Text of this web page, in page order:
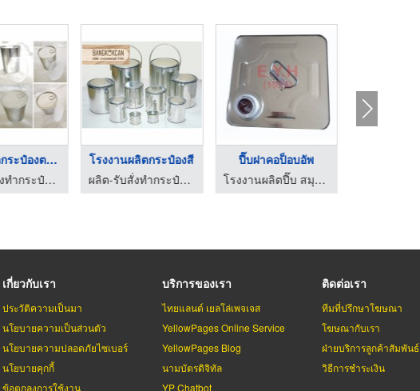
รับสั่งผลิตกระป๋องตา ...
ผลิต-รับสั่งทำกระป๋อง กระป๋องบรรจุภัณฑ์
โรงงานผลิตกระป๋องสี
ผลิต-รับสั่งทำกระป๋อง กระป๋องบรรจุภัณฑ์
ปี๊บฝาคอป็อบอัพ
โรงงานผลิตปี๊บ สมุทรปราการ อี วาย เอช (1998)
เกี่ยวกับเรา
ประวัติความเป็นมา
นโยบายความเป็นส่วนตัว
นโยบายความปลอดภัยไซเบอร์
นโยบายคุกกี้
ข้อตกลงการใช้งาน
บริการของเรา
ไทยแลนด์ เยลโล่เพจเจส
YellowPages Online Service
YellowPages Blog
นามบัตรดิจิทัล
YP Chatbot
ติดต่อเรา
ทีมที่ปรึกษาโฆษณา
โฆษณากับเรา
ฝ่ายบริการลูกค้าสัมพันธ์
วิธีการชำระเงิน